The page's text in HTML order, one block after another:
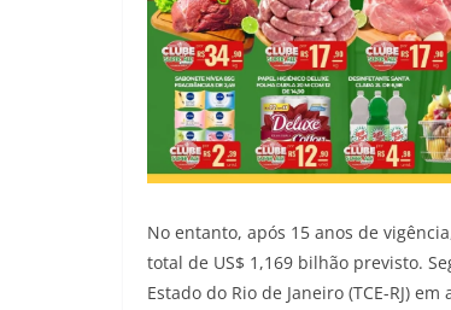
No entanto, após 15 anos de
total de US$ 1,169 bilhão previsto.
Estado do Rio de Janeiro (TCE-RJ)